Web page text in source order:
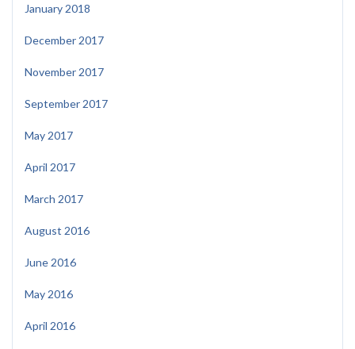
January 2018
December 2017
November 2017
September 2017
May 2017
April 2017
March 2017
August 2016
June 2016
May 2016
April 2016